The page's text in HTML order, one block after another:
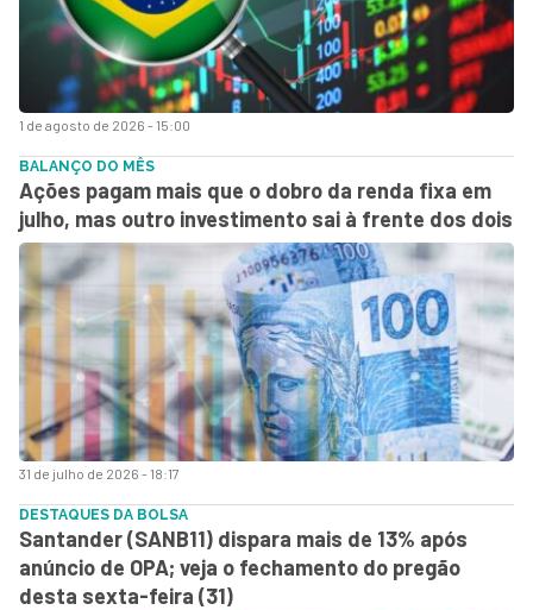
1 de agosto de 2026 - 15:00
31 de julho de 2026 - 18:17
BALANÇO DO MÊS
Ações pagam mais que o dobro da renda fixa em
julho, mas outro investimento sai à frente dos dois
DESTAQUES DA BOLSA
Santander (SANB11) dispara mais de 13% após
anúncio de OPA; veja o fechamento do pregão
desta sexta-feira (31)